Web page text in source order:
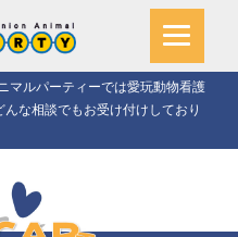
マルパーティーでは愛玩動物看護
な相談でもお受け付けしており